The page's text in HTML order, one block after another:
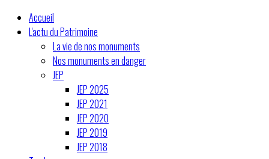
Accueil
L'actu du Patrimoine
La vie de nos monuments
Nos monuments en danger
JEP
JEP 2025
JEP 2021
JEP 2020
JEP 2019
JEP 2018